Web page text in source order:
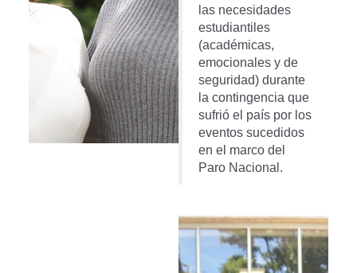
las necesidades
estudiantiles
(académicas,
emocionales y de
seguridad) durante
la contingencia que
sufrió el país por los
eventos sucedidos
en el marco del
Paro Nacional.